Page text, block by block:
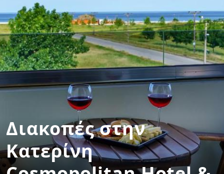
Διακοπές στην
Κατερίνη